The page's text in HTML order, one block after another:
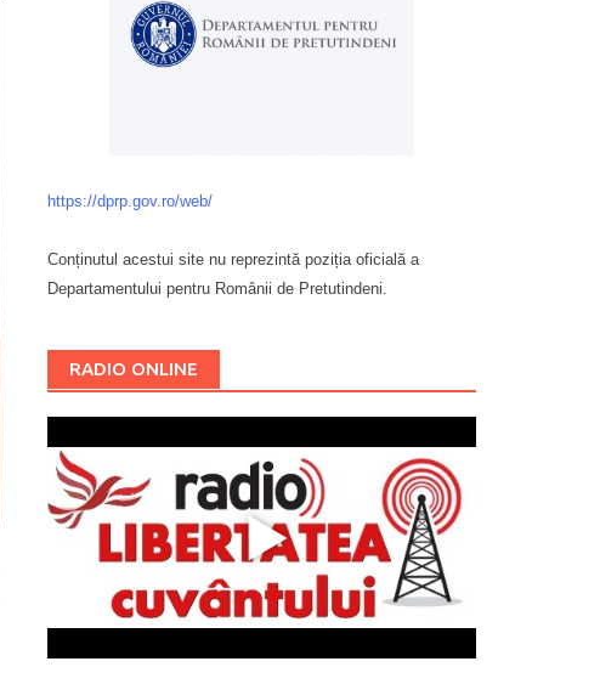
https://dprp.gov.ro/web/
Conținutul acestui site nu reprezintă poziția oficială a
Departamentului pentru Românii de Pretutindeni.
RADIO ONLINE